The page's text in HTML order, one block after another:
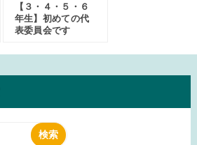
【３・４・５・６
年生】初めての代
表委員会です